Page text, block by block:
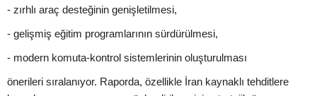
- zırhlı araç desteğinin genişletilmesi,
- gelişmiş eğitim programlarının sürdürülmesi,
- modern komuta-kontrol sistemlerinin oluşturulması
önerileri sıralanıyor. Raporda, özellikle İran kaynaklı tehditlere